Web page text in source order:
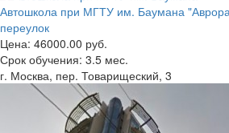
Автошкола при МГТУ им. Баумана
переулок
Цена: 46000.00 руб.
Срок обучения: 3.5 мес.
г. Москва, пер. Товарищеский, 3